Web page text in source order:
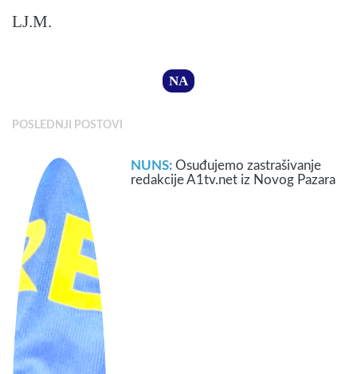
LJ.M.
NA
POSLEDNJI POSTOVI
NUNS:Osuđujemo zastrašivanje
redakcije A1tv.net iz Novog Pazara